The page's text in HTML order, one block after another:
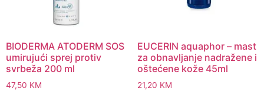
BIODERMA ATODERM SOS
umirujući sprej protiv
svrbeža 200 ml
47,50 KM
EUCERIN aquaphor – mast
za obnavljanje nadražene i
oštećene kože 45ml
21,20 KM